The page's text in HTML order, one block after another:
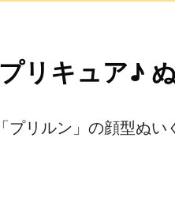
リキュア♪
プリルン」の顔型ぬい